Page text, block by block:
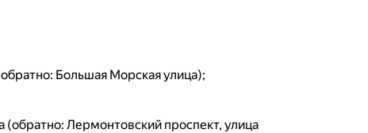
Большая Морская улица);
(обратно: Лермонтовский проспект, улица